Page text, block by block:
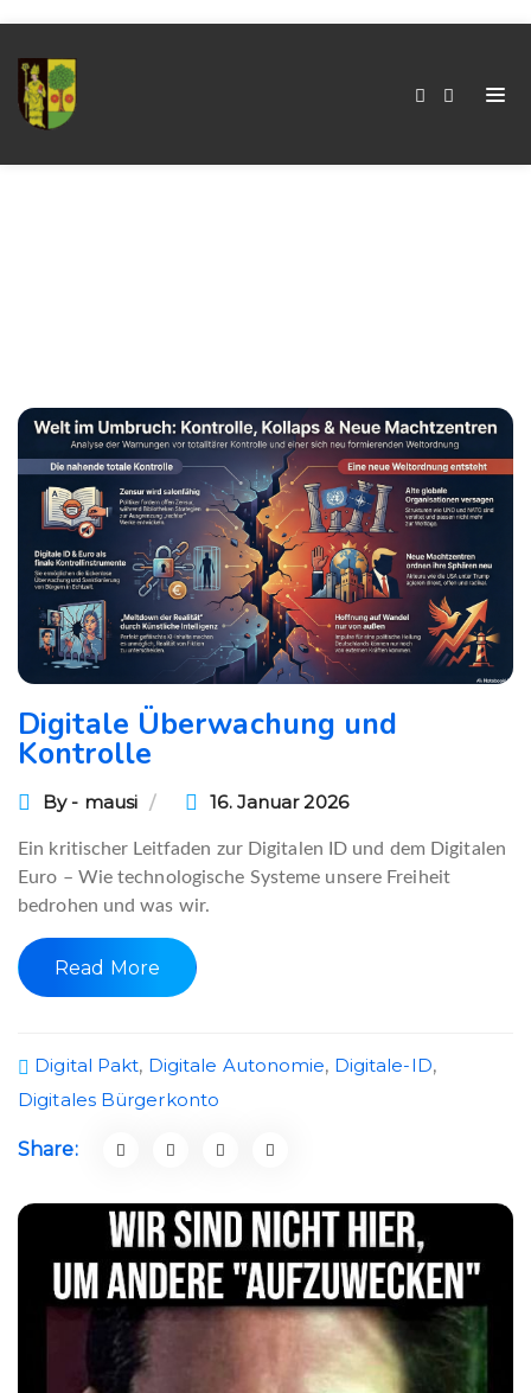
Kategorie:
Digitale Überwachung und
Kontrolle
By - mausi 16. Januar 2026
Ein kritischer Leitfaden zur Digitalen ID und dem Digitalen
Euro – Wie technologische Systeme unsere Freiheit
bedrohen und was wir.
Read More
Digital Pakt, Digitale Autonomie, Digitale-ID,
Digitales Bürgerkonto
Share:
Beitragsnavigation